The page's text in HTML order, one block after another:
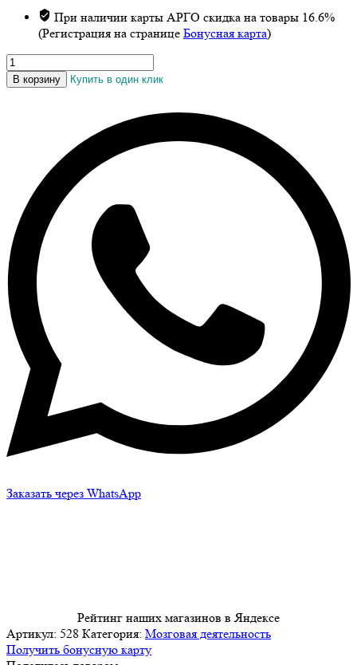
При наличии карты АРГО скидка на товары 16.6%
(Регистрация на странице Бонусная карта)
Количество
товара
Живица
В корзину Купить в один клик
Заказать через WhatsApp
Рейтинг наших магазинов в Яндексе
Артикул: 528 Категория: Мозговая деятельность
Получить бонусную карту